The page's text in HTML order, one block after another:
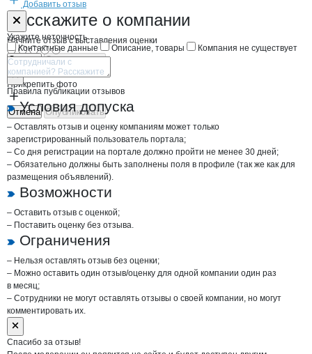
Добавить отзыв
Расскажите о компании
Начните отзыв с выставления оценки
Прикрепить фото
Отмена Опубликовать
Форма обратной связи о неточностях
Укажите неточность
Контактные данные
Описание, товары Компания не существует
Отмена Опубликовать
Правила публикации отзывов
Условия допуска
– Оставлять отзыв и оценку компаниям может только
зарегистрированный пользователь портала;
– Со дня регистрации на портале должно пройти не менее 30 дней;
– Обязательно должны быть заполнены поля в профиле (так же как для
размещения объявлений).
Возможности
– Оставить отзыв с оценкой;
– Поставить оценку без отзыва.
Ограничения
– Нельзя оставлять отзыв без оценки;
– Можно оставить один отзыв/оценку для одной компании один раз
в месяц;
– Сотрудники не могут оставлять отзывы о своей компании, но могут
комментировать их.
Спасибо за отзыв!